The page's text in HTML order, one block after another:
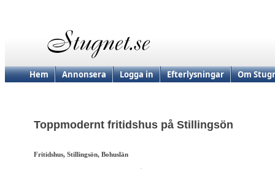
Hem Annonsera Logga in Efterlysningar Om
Toppmodernt fritidshus på Stillingsön
Fritidshus, Stillingsön, Bohuslän